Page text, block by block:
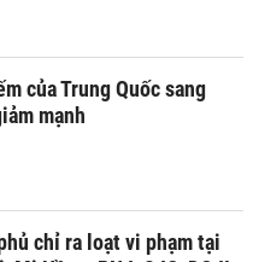
của Trung Quốc sang
mạnh
chỉ ra loạt vi phạm tại